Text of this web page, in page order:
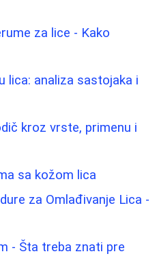
za lice - Kako
lica: analiza sastojaka i
kroz vrste, primenu i
sa kožom lica
za Omlađivanje Lica -
- Šta treba znati pre